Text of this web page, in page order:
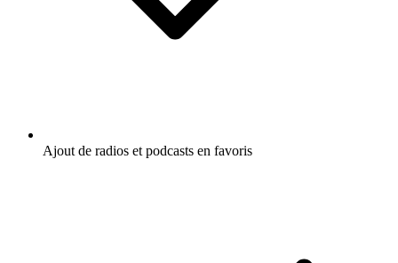
Ajout de radios et podcasts en favoris